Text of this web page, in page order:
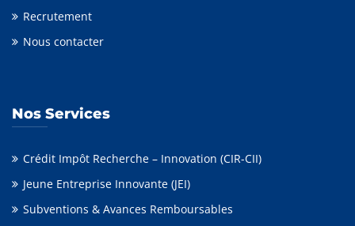
Recrutement
Nous contacter
Nos Services
Crédit Impôt Recherche – Innovation (CIR-CII)
Jeune Entreprise Innovante (JEI)
Subventions & Avances Remboursables